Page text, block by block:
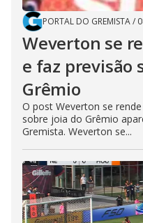
PORTAL DO GREMISTA/
Weverton se
e faz previsão
Grêmio
O post Weverton se
sobre joia do Grêmio
Gremista. Weverton se...